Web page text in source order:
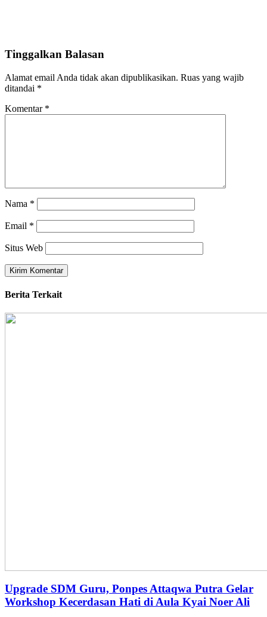
Tinggalkan Balasan
Alamat email Anda tidak akan dipublikasikan. Ruas yang wajib
ditandai *
Komentar *
Nama *
Email *
Situs Web
Berita Terkait
Upgrade SDM Guru, Ponpes Attaqwa Putra Gelar
Workshop Kecerdasan Hati di Aula Kyai Noer Ali